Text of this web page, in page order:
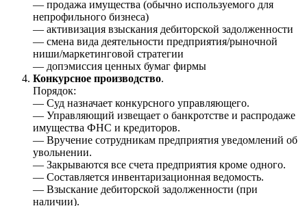
— продажа имущества (обычно используемого для
непрофильного бизнеса)
— активизация взыскания дебиторской задолженности
— смена вида деятельности предприятия/рыночной
ниши/маркетинговой стратегии
— допэмиссия ценных бумаг фирмы
Конкурсное производство.
Порядок:
— Суд назначает конкурсного управляющего.
— Управляющий извещает о банкротстве и распродаже
имущества ФНС и кредиторов.
— Вручение сотрудникам предприятия уведомлений об
увольнении.
— Закрываются все счета предприятия кроме одного.
— Составляется инвентаризационная ведомость.
— Взыскание дебиторской задолженности (при
наличии).